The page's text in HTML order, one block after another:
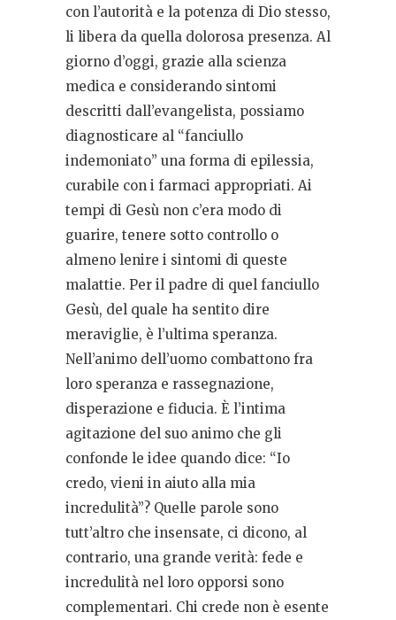
con l’autorità e la potenza di Dio stesso,
li libera da quella dolorosa presenza. Al
giorno d’oggi, grazie alla scienza
medica e considerando sintomi
descritti dall’evangelista, possiamo
diagnosticare al “fanciullo
indemoniato” una forma di epilessia,
curabile con i farmaci appropriati. Ai
tempi di Gesù non c’era modo di
guarire, tenere sotto controllo o
almeno lenire i sintomi di queste
malattie. Per il padre di quel fanciullo
Gesù, del quale ha sentito dire
meraviglie, è l’ultima speranza.
Nell’animo dell’uomo combattono fra
loro speranza e rassegnazione,
disperazione e fiducia. È l’intima
agitazione del suo animo che gli
confonde le idee quando dice: “Io
credo, vieni in aiuto alla mia
incredulità”? Quelle parole sono
tutt’altro che insensate, ci dicono, al
contrario, una grande verità: fede e
incredulità nel loro opporsi sono
complementari. Chi crede non è esente